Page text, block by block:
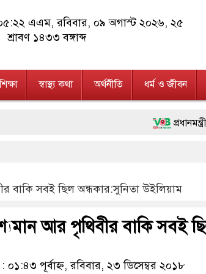
এএম, রবিবার, ০৯ অগাস্ট ২০২৬, ২৫
শ্রাবণ ১৪৩৩ বঙ্গাব্দ
শিক্ষা স্বাস্থ্য কথা অর্থনীতি ধর্ম ও জীবন
প্রধানমন্ত্রী চট্টগ্রাম
ফ্যাসিবাদবিরোধী
মাননীয়
জনগণ পরিবর্তন
২৮ লাখ টাকার জাল
বাকি সবই ছিল অন্ধকার:সুনিতা উইলিয়াম
আর পৃথিবীর বাকি সবই
পূর্বাহ্ন, রবিবার, ২৩ ডিসেম্বর ২০১৮